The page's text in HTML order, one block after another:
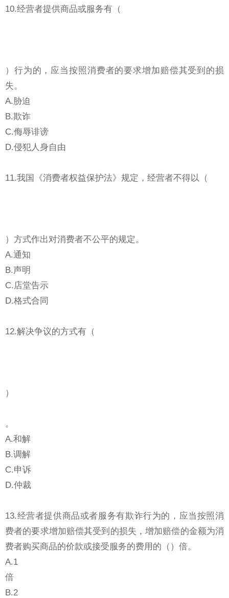
10.经营者提供商品或服务有（
）行为的，应当按照消费者的要求增加赔偿其受到的损
失。
A.胁迫
B.欺诈
C.侮辱诽谤
D.侵犯人身自由
11.我国《消费者权益保护法》规定，经营者不得以（
）方式作出对消费者不公平的规定。
A.通知
B.声明
C.店堂告示
D.格式合同
12.解决争议的方式有（
）
。
A.和解
B.调解
C.申诉
D.仲裁
13.经营者提供商品或者服务有欺诈行为的，应当按照消
费者的要求增加赔偿其受到的损失，增加赔偿的金额为消
费者购买商品的价款或接受服务的费用的（）倍。
A.1
倍
B.2